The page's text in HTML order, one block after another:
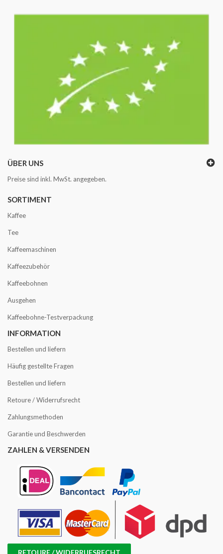
ÜBER UNS
Preise sind inkl. MwSt. angegeben.
SORTIMENT
Kaffee
Tee
Kaffeemaschinen
Kaffeezubehör
Kaffeebohnen
Ausgehen
Kaffeebohne-Testverpackung
INFORMATION
Bestellen und liefern
Häufig gestellte Fragen
Bestellen und liefern
Retoure / Widerrufsrecht
Zahlungsmethoden
Garantie und Beschwerden
ZAHLEN & VERSENDEN